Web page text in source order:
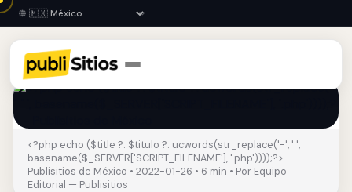
<?php echo ($title ?: $titulo ?: ucwords(str_replace('-', ' ',
basename($_SERVER['SCRIPT_FILENAME'], '.php'))));?> -
Publisitios de México • 2022-01-26 • 6 min • Por Equipo
Editorial — Publisitios